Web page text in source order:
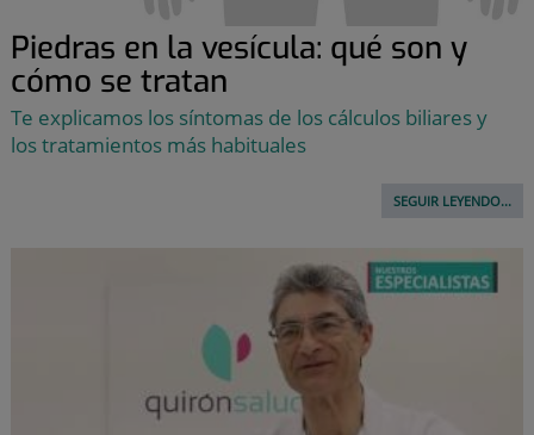
Piedras en la vesícula: qué son y
cómo se tratan
Te explicamos los síntomas de los cálculos biliares y
los tratamientos más habituales
SEGUIR LEYENDO...